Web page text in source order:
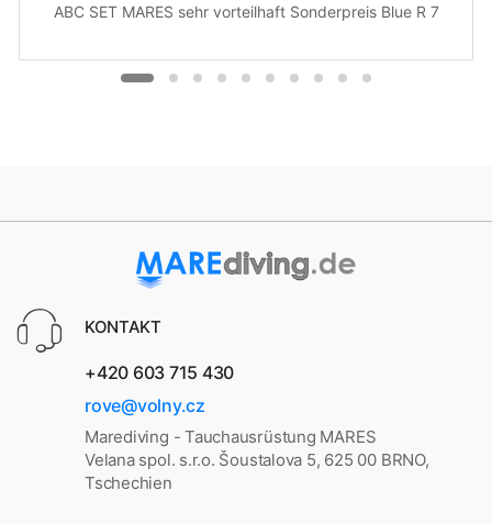
ABC SET MARES sehr vorteilhaft Sonderpreis Blue R 7
KONTAKT
+420 603 715 430
rove@volny.cz
Marediving - Tauchausrüstung MARES
Velana spol. s.r.o. Šoustalova 5, 625 00 BRNO,
Tschechien